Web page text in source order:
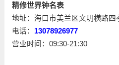
精修世界钟名表
地址：海口市美兰区文明横路四
电话： 13078926977
营业时间：09:30-21:30